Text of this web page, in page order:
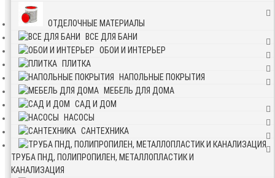
ОТДЕЛОЧНЫЕ МАТЕРИАЛЫ
ВСЕ ДЛЯ БАНИ
ОБОИ И ИНТЕРЬЕР
ПЛИТКА
НАПОЛЬНЫЕ ПОКРЫТИЯ
МЕБЕЛЬ ДЛЯ ДОМА
САД И ДОМ
НАСОСЫ
САНТЕХНИКА
ТРУБА ПНД, ПОЛИПРОПИЛЕН, МЕТАЛЛОПЛАСТИК И
КАНАЛИЗАЦИЯ